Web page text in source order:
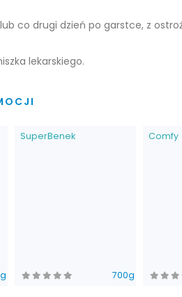
co drugi dzień po garstce, z
lekarskiego.
SuperBenek
700g
Comfy